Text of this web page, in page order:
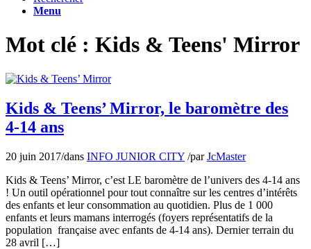
Menu
Mot clé : Kids & Teens' Mirror
Kids & Teens’ Mirror, le baromètre des
4-14 ans
20 juin 2017/dans INFO JUNIOR CITY /parJcMaster
Kids & Teens’ Mirror, c’est LE baromètre de l’univers des 4-14 ans
! Un outil opérationnel pour tout connaître sur les centres d’intérêts
des enfants et leur consommation au quotidien. Plus de 1 000
enfants et leurs mamans interrogés (foyers représentatifs de la
population française avec enfants de 4-14 ans). Dernier terrain du
28 avril […]